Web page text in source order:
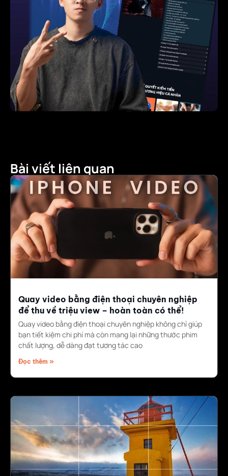
Bài viết liên quan
Quay video bằng điện thoại chuyên nghiệp
để thu về triệu view – hoàn toàn có thể!
Quay video bằng điện thoại chuyên nghiệp không chỉ giúp
bạn tiết kiệm chi phí mà còn mang lại những thước phim
chất lượng, dễ dàng đạt tương tác cao
Đọc thêm »